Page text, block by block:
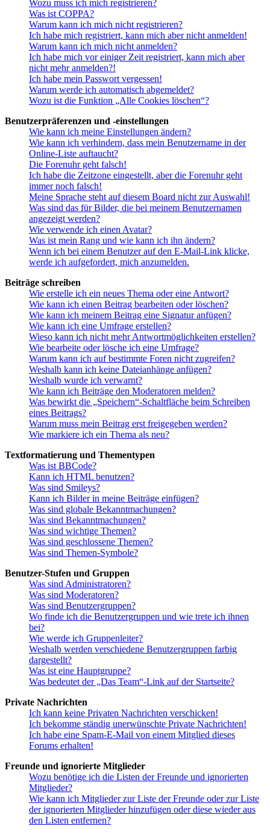
Wozu muss ich mich registrieren?
Was ist COPPA?
Warum kann ich mich nicht registrieren?
Ich habe mich registriert, kann mich aber nicht anmelden!
Warum kann ich mich nicht anmelden?
Ich habe mich vor einiger Zeit registriert, kann mich aber
nicht mehr anmelden?!
Ich habe mein Passwort vergessen!
Warum werde ich automatisch abgemeldet?
Wozu ist die Funktion „Alle Cookies löschen“?
Benutzerpräferenzen und -einstellungen
Wie kann ich meine Einstellungen ändern?
Wie kann ich verhindern, dass mein Benutzername in der
Online-Liste auftaucht?
Die Forenuhr geht falsch!
Ich habe die Zeitzone eingestellt, aber die Forenuhr geht
immer noch falsch!
Meine Sprache steht auf diesem Board nicht zur Auswahl!
Was sind das für Bilder, die bei meinem Benutzernamen
angezeigt werden?
Wie verwende ich einen Avatar?
Was ist mein Rang und wie kann ich ihn ändern?
Wenn ich bei einem Benutzer auf den E-Mail-Link klicke,
werde ich aufgefordert, mich anzumelden.
Beiträge schreiben
Wie erstelle ich ein neues Thema oder eine Antwort?
Wie kann ich einen Beitrag bearbeiten oder löschen?
Wie kann ich meinem Beitrag eine Signatur anfügen?
Wie kann ich eine Umfrage erstellen?
Wieso kann ich nicht mehr Antwortmöglichkeiten erstellen?
Wie bearbeite oder lösche ich eine Umfrage?
Warum kann ich auf bestimmte Foren nicht zugreifen?
Weshalb kann ich keine Dateianhänge anfügen?
Weshalb wurde ich verwarnt?
Wie kann ich Beiträge den Moderatoren melden?
Was bewirkt die „Speichern“-Schaltfläche beim Schreiben
eines Beitrags?
Warum muss mein Beitrag erst freigegeben werden?
Wie markiere ich ein Thema als neu?
Textformatierung und Thementypen
Was ist BBCode?
Kann ich HTML benutzen?
Was sind Smileys?
Kann ich Bilder in meine Beiträge einfügen?
Was sind globale Bekanntmachungen?
Was sind Bekanntmachungen?
Was sind wichtige Themen?
Was sind geschlossene Themen?
Was sind Themen-Symbole?
Benutzer-Stufen und Gruppen
Was sind Administratoren?
Was sind Moderatoren?
Was sind Benutzergruppen?
Wo finde ich die Benutzergruppen und wie trete ich ihnen
bei?
Wie werde ich Gruppenleiter?
Weshalb werden verschiedene Benutzergruppen farbig
dargestellt?
Was ist eine Hauptgruppe?
Was bedeutet der „Das Team“-Link auf der Startseite?
Private Nachrichten
Ich kann keine Privaten Nachrichten verschicken!
Ich bekomme ständig unerwünschte Private Nachrichten!
Ich habe eine Spam-E-Mail von einem Mitglied dieses
Forums erhalten!
Freunde und ignorierte Mitglieder
Wozu benötige ich die Listen der Freunde und ignorierten
Mitglieder?
Wie kann ich Mitglieder zur Liste der Freunde oder zur Liste
der ignorierten Mitglieder hinzufügen oder diese wieder aus
den Listen entfernen?